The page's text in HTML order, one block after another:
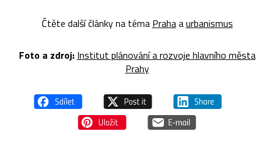
Čtěte další články na téma Prahaaurbanismus
Foto a zdroj: Institut plánování a rozvoje hlavního města
Prahy